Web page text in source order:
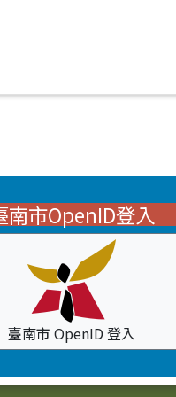
南市OpenID登入
臺南市 OpenID 登入